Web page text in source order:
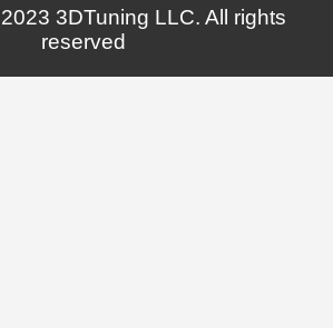
3DTuning LLC. All rights
reserved